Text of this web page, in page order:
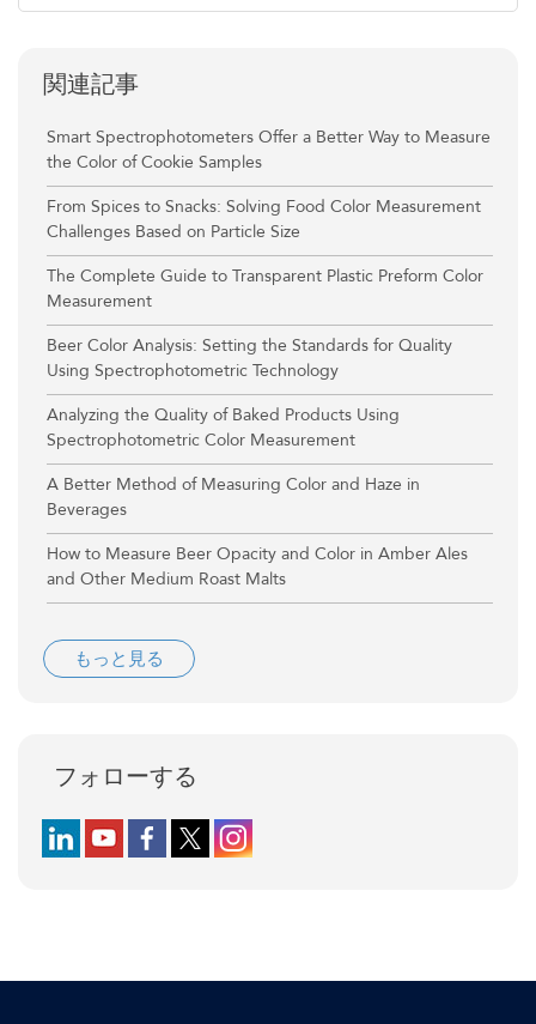
関連記事
Smart Spectrophotometers Offer a Better Way to Measure
the Color of Cookie Samples
From Spices to Snacks: Solving Food Color Measurement
Challenges Based on Particle Size
The Complete Guide to Transparent Plastic Preform Color
Measurement
Beer Color Analysis: Setting the Standards for Quality
Using Spectrophotometric Technology
Analyzing the Quality of Baked Products Using
Spectrophotometric Color Measurement
A Better Method of Measuring Color and Haze in
Beverages
How to Measure Beer Opacity and Color in Amber Ales
and Other Medium Roast Malts
もっと見る
フォローする
Follow us on LinkedIn
Follow us on YouTube
Follow us on Facebook
Follow us on X (formerly Twitter)
Follow us on Instagram